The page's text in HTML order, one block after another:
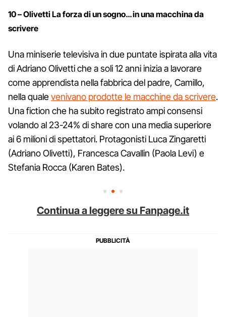
10 – Olivetti La forza di un sogno… in una macchina da
scrivere
Una miniserie televisiva in due puntate ispirata alla vita
di Adriano Olivetti che a soli 12 anni inizia a lavorare
come apprendista nella fabbrica del padre, Camillo,
nella qualevenivano prodotte le macchine da scrivere.
Una fiction che ha subito registrato ampi consensi
volando al 23-24% di share con una media superiore
ai 6 milioni di spettatori. Protagonisti Luca Zingaretti
(Adriano Olivetti), Francesca Cavallin (Paola Levi) e
Stefania Rocca (Karen Bates).
Continua a leggere su Fanpage.it